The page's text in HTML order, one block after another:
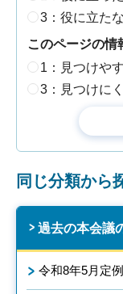
3：役に立た
このページの情
1：見つけや
3：見つけに
同じ分類から
過去の本会議
令和8年5月定